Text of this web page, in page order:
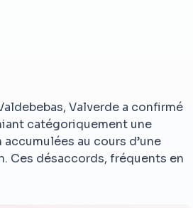
Valverde a confirmé
catégoriquement une
au cours d’une
Ces désaccords, fréquents en